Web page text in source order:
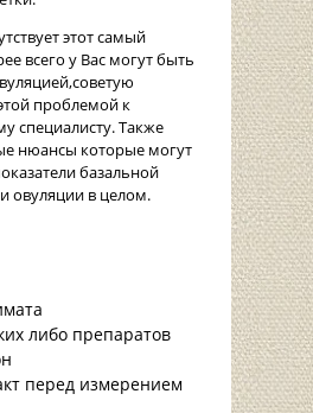
этот самый
всего у Вас могут быть
проблемой к
специалисту. Также
нюансы которые могут
базальной
овуляции в целом.
либо препаратов
перед измерением